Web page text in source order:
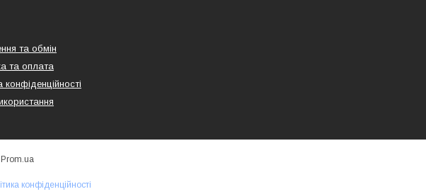
та обмін
та оплата
конфіденційності
Prom.ua
конфіденційності